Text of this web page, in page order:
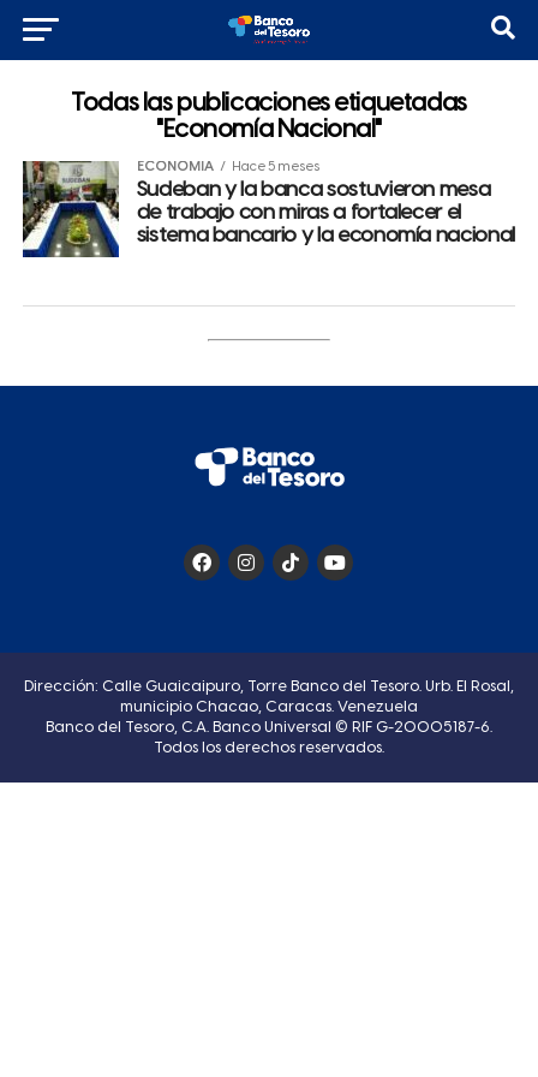
Todas las publicaciones etiquetadas
"Economía Nacional"
ECONOMÍA Hace 5 meses
Sudeban y la banca sostuvieron mesa
de trabajo con miras a fortalecer el
sistema bancario y la economía nacional
Dirección: Calle Guaicaipuro, Torre Banco del Tesoro. Urb. El Rosal,
municipio Chacao, Caracas. Venezuela
Banco del Tesoro, C.A. Banco Universal © RIF G-20005187-6.
Todos los derechos reservados.